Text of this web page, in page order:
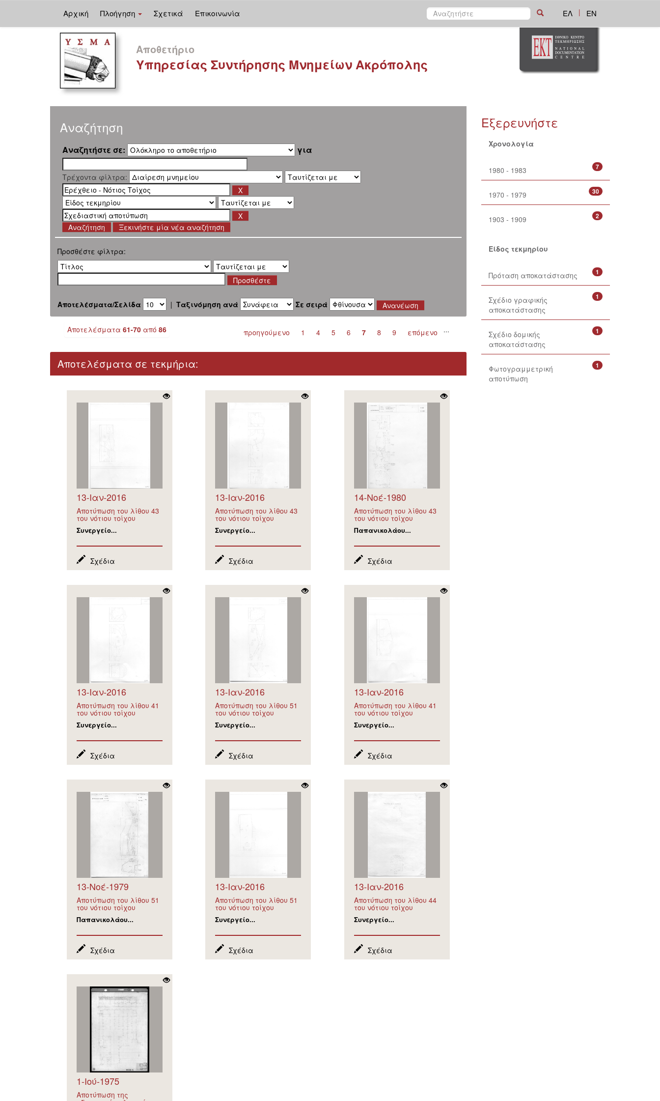
Αρχική Πλοήγηση Σχετικά Επικοινωνία ΕΛ | EN
Αποθετήριο
Υπηρεσίας Συντήρησης Μνημείων Ακρόπολης
Αναζήτηση
Αναζητήστε σε: για
Τρέχοντα φίλτρα:
Ξεκινήστε μία νέα αναζήτηση
Προσθέστε φίλτρα:
Αποτελέσματα/Σελίδα | Ταξινόμηση ανά Σε σειρά
Αποτελέσματα 61-70 από 86 προηγούμενο 1 ...
4 5 6 7 8 9 επόμενο
Αποτελέσματα σε τεκμήρια:
13-Ιαν-2016
Αποτύπωση του λίθου 43
του νότιου τοίχου
Συνεργείο...
Σχέδια
13-Ιαν-2016
Αποτύπωση του λίθου 43
του νότιου τοίχου
Συνεργείο...
Σχέδια
14-Νοέ-1980
Αποτύπωση του λίθου 43
του νότιου τοίχου
Παπανικολάου...
Σχέδια
13-Ιαν-2016
Αποτύπωση του λίθου 41
του νότιου τοίχου
Συνεργείο...
Σχέδια
13-Ιαν-2016
Αποτύπωση του λίθου 51
του νότιου τοίχου
Συνεργείο...
Σχέδια
13-Ιαν-2016
Αποτύπωση του λίθου 41
του νότιου τοίχου
Συνεργείο...
Σχέδια
13-Νοέ-1979
Αποτύπωση του λίθου 51
του νότιου τοίχου
Παπανικολάου...
Σχέδια
13-Ιαν-2016
Αποτύπωση του λίθου 51
του νότιου τοίχου
Συνεργείο...
Σχέδια
13-Ιαν-2016
Αποτύπωση του λίθου 44
του νότιου τοίχου
Συνεργείο...
Σχέδια
1-Ιού-1975
Αποτύπωση της
Εξερευνήστε
Χρονολογία
7
1980 - 1983
30
1970 - 1979
2
1903 - 1909
Είδος τεκμηρίου
1
Πρόταση αποκατάστασης
1
Σχέδιο γραφικής
αποκατάστασης
1
Σχέδιο δομικής
αποκατάστασης
1
Φωτογραμμετρική
αποτύπωση